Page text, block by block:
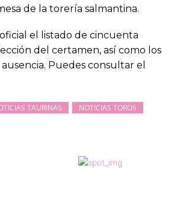
de la torería salmantina.
el listado de cincuenta
del certamen, así como los
Puedes consultar el
TAURINAS
NOTICIAS TOROS